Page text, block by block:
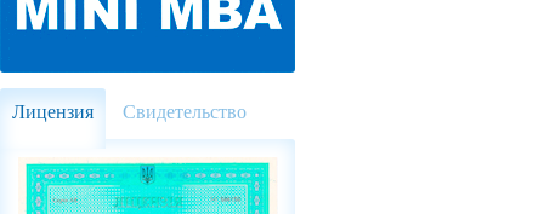
Лицензия Свидетельство